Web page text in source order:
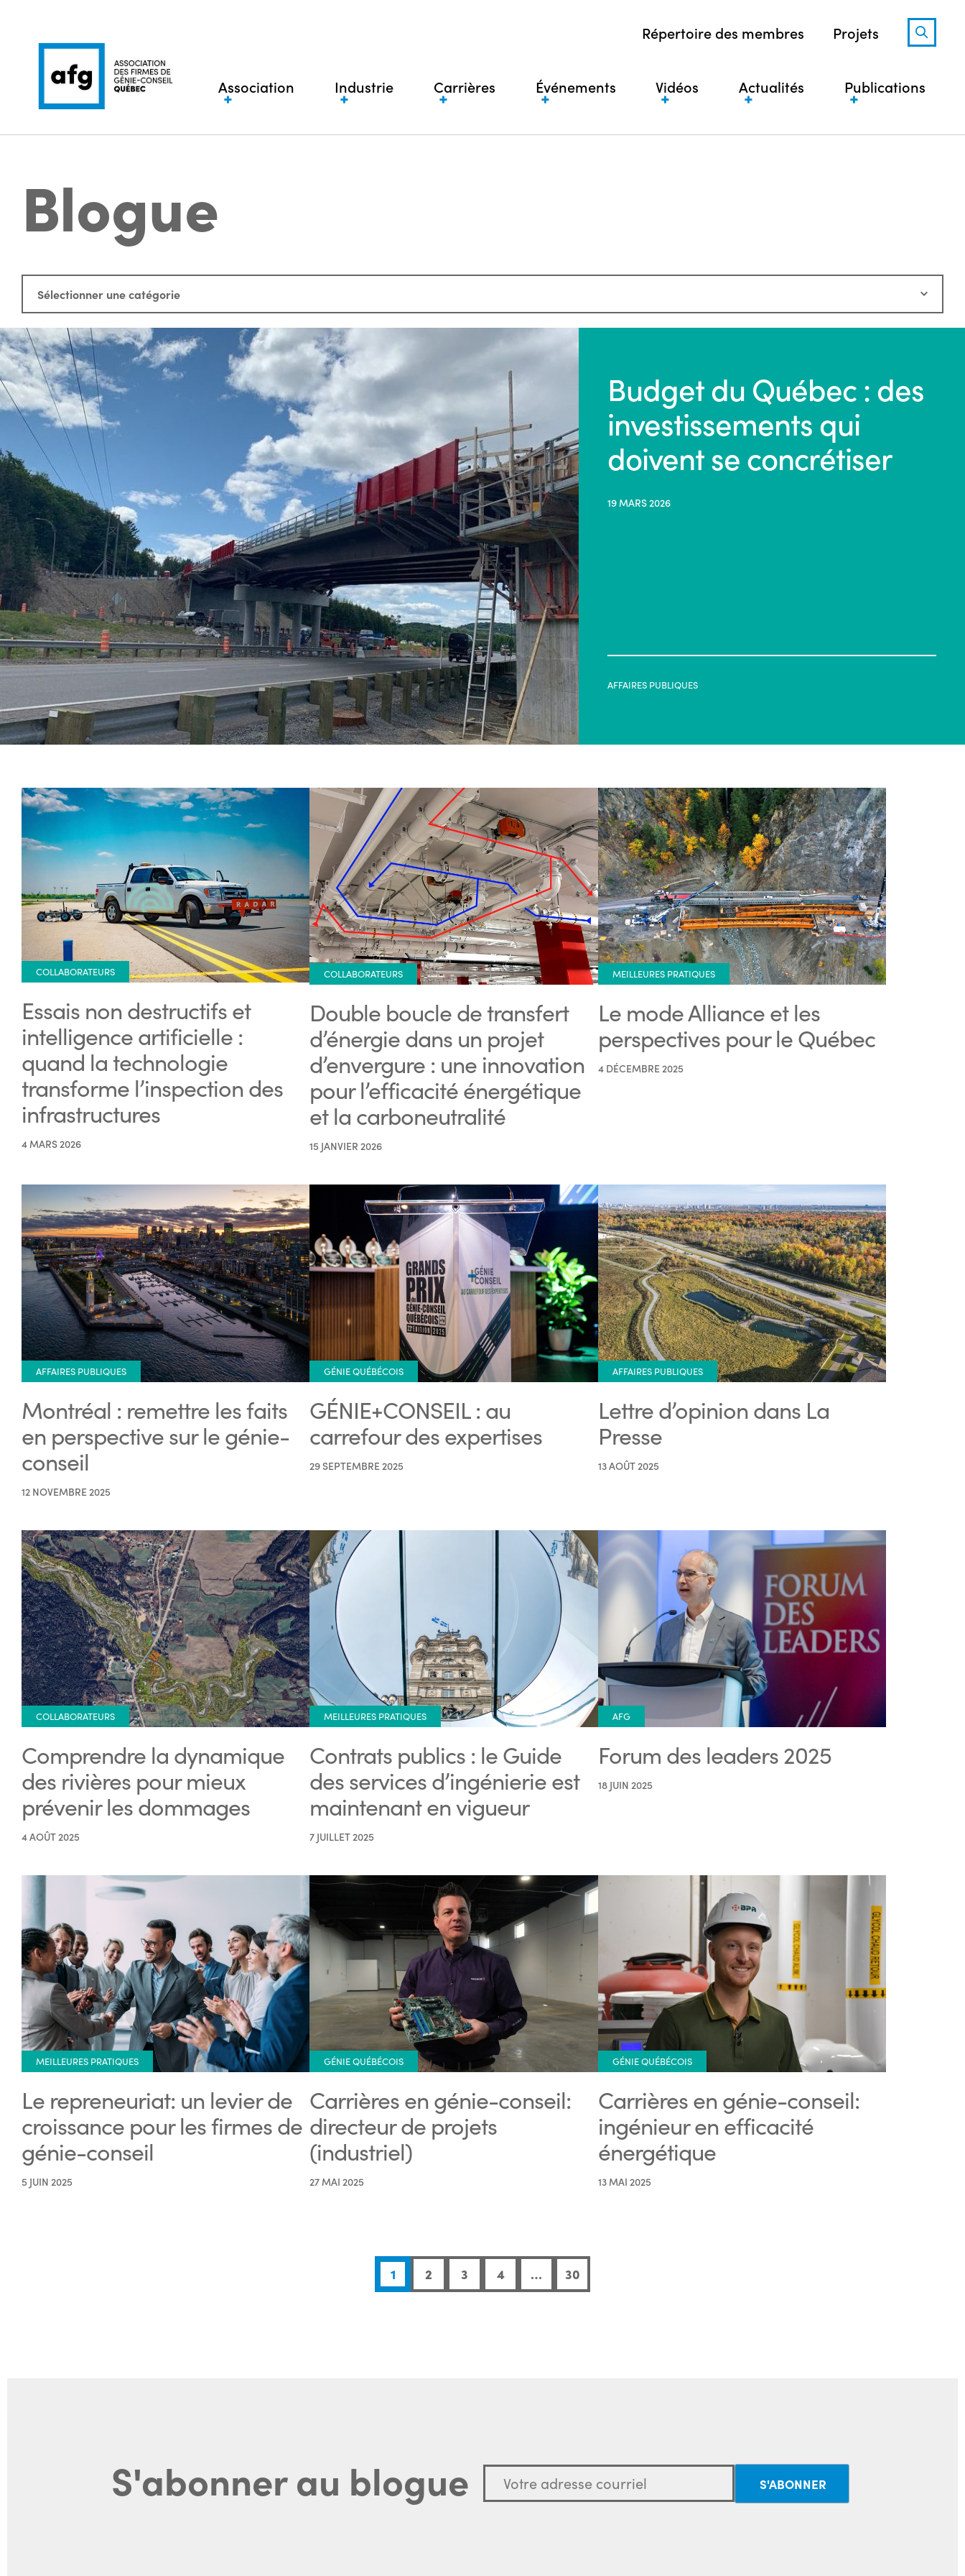
Répertoire des membres Projets
Association Industrie Carrières Événements Vidéos Actualités Publications
Blogue
Budget du Québec : des
investissements qui
doivent se concrétiser
19 MARS 2026
AFFAIRES PUBLIQUES
COLLABORATEURS
Essais non destructifs et
intelligence artificielle :
quand la technologie
transforme l’inspection des
infrastructures
4 MARS 2026
COLLABORATEURS
Double boucle de transfert
d’énergie dans un projet
d’envergure : une innovation
pour l’efficacité énergétique
et la carboneutralité
15 JANVIER 2026
MEILLEURES PRATIQUES
Le mode Alliance et les
perspectives pour le Québec
4 DÉCEMBRE 2025
AFFAIRES PUBLIQUES
Montréal : remettre les faits
en perspective sur le génie-
conseil
12 NOVEMBRE 2025
GÉNIE QUÉBÉCOIS
GÉNIE+CONSEIL : au
carrefour des expertises
29 SEPTEMBRE 2025
AFFAIRES PUBLIQUES
Lettre d’opinion dans La
Presse
13 AOÛT 2025
COLLABORATEURS
Comprendre la dynamique
des rivières pour mieux
prévenir les dommages
4 AOÛT 2025
MEILLEURES PRATIQUES
Contrats publics : le Guide
des services d’ingénierie est
maintenant en vigueur
7 JUILLET 2025
AFG
Forum des leaders 2025
18 JUIN 2025
MEILLEURES PRATIQUES
Le repreneuriat: un levier de
croissance pour les firmes de
génie-conseil
5 JUIN 2025
GÉNIE QUÉBÉCOIS
Carrières en génie-conseil:
directeur de projets
(industriel)
27 MAI 2025
GÉNIE QUÉBÉCOIS
Carrières en génie-conseil:
ingénieur en efficacité
énergétique
13 MAI 2025
1 2 3 4 … 30
S'abonner au blogue